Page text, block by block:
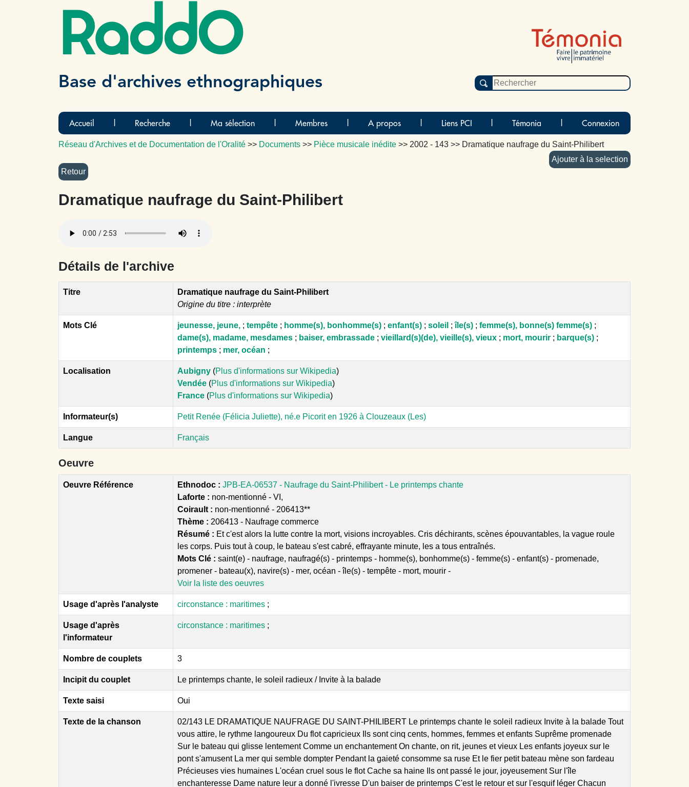
RaddO
Base d'archives ethnographiques
Accueil Recherche Ma sélection Membres A propos Liens PCI Témonia Connexion
Réseau d'Archives et de Documentation de l'Oralité >> Documents >> Pièce musicale inédite >> 2002 - 143 >> Dramatique naufrage du Saint-Philibert
Ajouter à la selection
Dramatique naufrage du Saint-Philibert
Détails de l'archive
Titre
Dramatique naufrage du Saint-Philibert
Origine du titre : interprète
Mots Clé jeunesse, jeune, ; tempête ; homme(s), bonhomme(s) ; enfant(s) ; soleil ;île(s) ; femme(s), bonne(s) femme(s) ;
dame(s), madame, mesdames ; baiser, embrassade ; vieillard(s)(de), vieille(s), vieux ; mort, mourir ; barque(s) ;
printemps ; mer, océan ;
Localisation Aubigny (Plus d'informations sur Wikipedia)
Vendée (Plus d'informations sur Wikipedia)
France (Plus d'informations sur Wikipedia)
Informateur(s) Petit Renée (Félicia Juliette), né.e Picorit en 1926 à Clouzeaux (Les)
Langue Français
Oeuvre
Oeuvre Référence Ethnodoc : JPB-EA-06537 - Naufrage du Saint-Philibert - Le printemps chante
Laforte : non-mentionné - VI,
Coirault : non-mentionné - 206413**
Thème : 206413 - Naufrage commerce
Résumé : Et c'est alors la lutte contre la mort, visions incroyables. Cris déchirants, scènes épouvantables, la vague roule
les corps. Puis tout à coup, le bateau s'est cabré, effrayante minute, les a tous entraînés.
Mots Clé : saint(e) - naufrage, naufragé(s) - printemps - homme(s), bonhomme(s) - femme(s) - enfant(s) - promenade,
promener - bateau(x), navire(s) - mer, océan - île(s) - tempête - mort, mourir -
Voir la liste des oeuvres
Usage d'après l'analyste circonstance : maritimes ;
Usage d'après
l'informateur
circonstance : maritimes ;
Nombre de couplets 3
Incipit du couplet Le printemps chante, le soleil radieux / Invite à la balade
Texte saisi Oui
Texte de la chanson
02/143 LE DRAMATIQUE NAUFRAGE DU SAINT-PHILIBERT Le printemps chante le soleil radieux Invite à la balade Tout
vous attire, le rythme langoureux Du flot capricieux Ils sont cinq cents, hommes, femmes et enfants Suprême promenade
Sur le bateau qui glisse lentement Comme un enchantement On chante, on rit, jeunes et vieux Les enfants joyeux sur le
pont s'amusent La mer qui semble dompter Pendant la gaieté consomme sa ruse Et le fier petit bateau mène son fardeau
Précieuses vies humaines L'océan cruel sous le flot Cache sa haine Ils ont passé le jour, joyeusement Sur l'île
enchanteresse Dame nature leur a donné l'ivresse D'un baiser de printemps C'est le retour et sur l'esquif léger Chacun